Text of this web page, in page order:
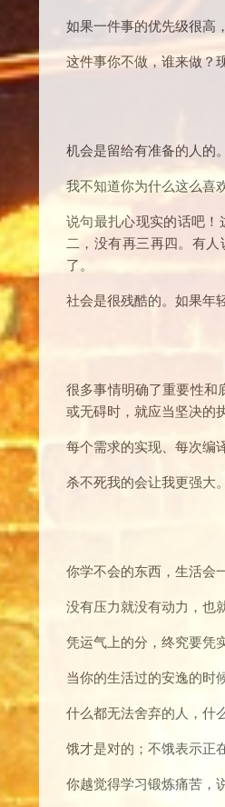
如果一件事的优先级很高
这件事你不做，谁来做？
机会是留给有准备的人的。
我不知道你为什么这么喜
说句最扎心现实的话吧
二，没有再三再四。有
了。
社会是很残酷的。如果年
很多事情明确了重要性和
或无碍时，就应当坚决的
每个需求的实现、每次编
杀不死我的会让我更强大。
你学不会的东西，生活会
没有压力就没有动力，也
凭运气上的分，终究要凭
当你的生活过的安逸的时
什么都无法舍弃的人，什
饿才是对的；不饿表示正
你越觉得学习锻炼痛苦，